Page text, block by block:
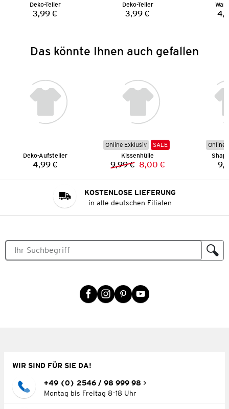
Deko-Teller
Preis:
3,99 €
Deko-Teller
Preis:
3,99 €
Das könnte Ihnen auch gefallen
Deko-Aufsteller
Preis:
4,99 €
Online Exklusiv
SALE
Kissenhülle
Vorheriger Preis:
9,99 € Neuer Preis:
8,00 €
Online
KOSTENLOSE LIEFERUNG
in alle deutschen Filialen
WIR SIND FÜR SIE DA!
+49 (0) 2546 / 98 999 98
Montag bis Freitag 8–18 Uhr